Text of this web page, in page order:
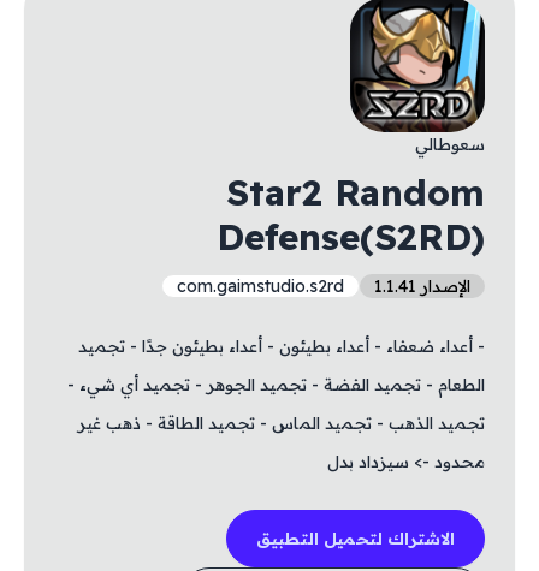
سعوطالي
Star2 Random
Defense(S2RD)
الإصدار 1.1.41 com.gaimstudio.s2rd
- أعداء ضعفاء - أعداء بطيئون - أعداء بطيئون جدًا - تجميد
الطعام - تجميد الفضة - تجميد الجوهر - تجميد أي شيء -
تجميد الذهب - تجميد الماس - تجميد الطاقة - ذهب غير
محدود -> سيزداد بدل
الاشتراك لتحميل التطبيق